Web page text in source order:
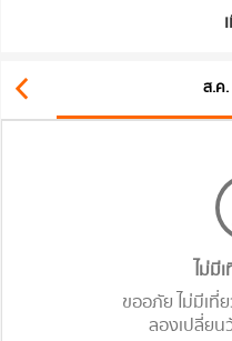
ส.ค
ไม่มี
ขออภัย ไม่มีเที่
ลองเปลี่ยน